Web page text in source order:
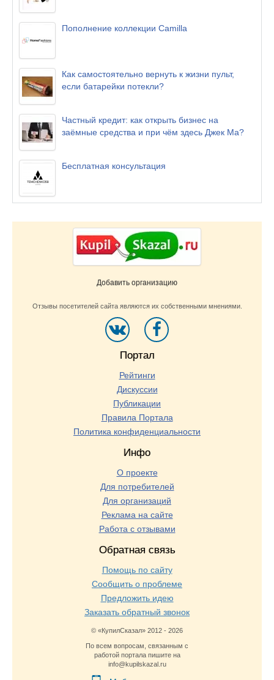
Пополнение коллекции Camilla
Как самостоятельно вернуть к жизни пульт,
если батарейки потекли?
Частный кредит: как открыть бизнес на
заёмные средства и при чём здесь Джек Ма?
Бесплатная консультация
Добавить организацию
Отзывы посетителей сайта являются их собственными мнениями.
Портал
Рейтинги
Дискуссии
Публикации
Правила Портала
Политика конфиденциальности
Инфо
О проекте
Для потребителей
Для организаций
Реклама на сайте
Работа с отзывами
Обратная связь
Помощь по сайту
Сообщить о проблеме
Предложить идею
Заказать обратный звонок
© «КупилСказал» 2012 - 2026
По всем вопросам, связанным с
работой портала пишите на
info@kupilskazal.ru